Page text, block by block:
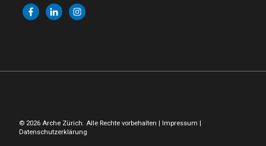
© 2026 Arche Zürich. Alle Rechte vorbehalten | Impressum
Datenschutzerklärung